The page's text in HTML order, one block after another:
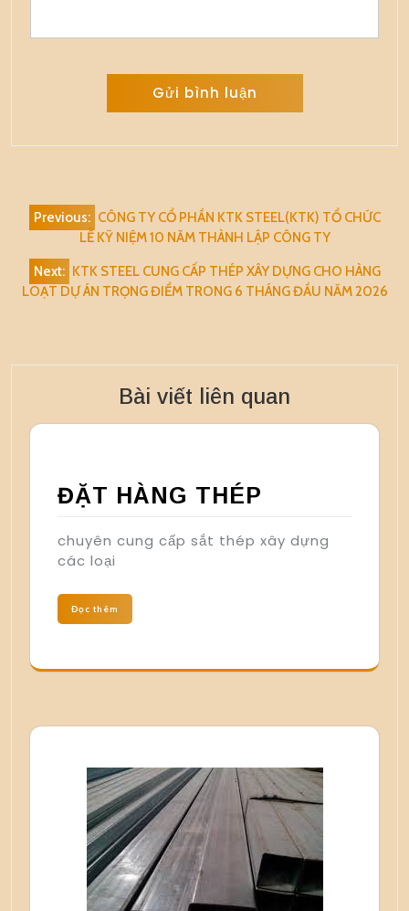
Điều
hướng
bài
viết
Previous: CÔNG TY CỔ PHẦN KTK STEEL(KTK) TỔ CHỨC
LỄ KỸ NIỆM 10 NĂM THÀNH LẬP CÔNG TY
Next:
KTK STEEL CUNG CẤP THÉP XÂY DỰNG CHO HÀNG
LOẠT DỰ ÁN TRỌNG ĐIỂM TRONG 6 THÁNG ĐẦU NĂM 2026
Bài viết liên quan
ĐẶT HÀNG THÉP
chuyên cung cấp sắt thép xây dựng
các loại
Đọc thêm